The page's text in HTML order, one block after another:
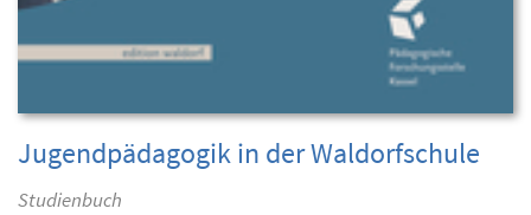
Jugendpädagogik in der Waldorfschule
Studienbuch